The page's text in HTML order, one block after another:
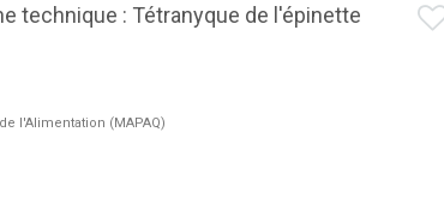
technique : Tétranyque de l'épinette
l'Alimentation (MAPAQ)